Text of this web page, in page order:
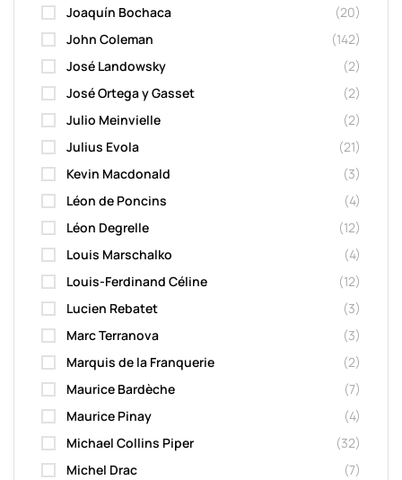
Joaquín Bochaca
(20)
John Coleman
(142)
José Landowsky
(2)
José Ortega y Gasset
(2)
Julio Meinvielle
(2)
Julius Evola
(21)
Kevin Macdonald
(3)
Léon de Poncins
(4)
Léon Degrelle
(12)
Louis Marschalko
(4)
Louis-Ferdinand Céline
(12)
Lucien Rebatet
(3)
Marc Terranova
(3)
Marquis de la Franquerie
(2)
Maurice Bardèche
(7)
Maurice Pinay
(4)
Michael Collins Piper
(32)
Michel Drac
(7)